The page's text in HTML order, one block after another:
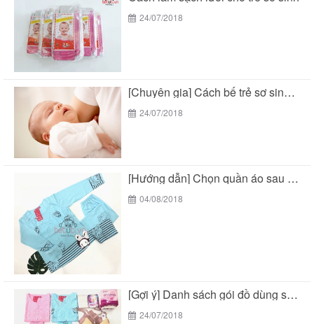
24/07/2018
[Chuyên gia] Cách bế trẻ sơ sinh chuẩn theo...
24/07/2018
[Hướng dẫn] Chọn quần áo sau sinh cho mẹ...
04/08/2018
[Gợi ý] Danh sách gói đồ dùng sau sinh...
24/07/2018